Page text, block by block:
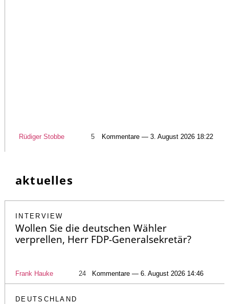
Rüdiger Stobbe 5 Kommentare — 3. August 2026 18:22
aktuelles
INTERVIEW
Wollen Sie die deutschen Wähler
verprellen, Herr FDP-Generalsekretär?
Frank Hauke 24 Kommentare — 6. August 2026 14:46
DEUTSCHLAND